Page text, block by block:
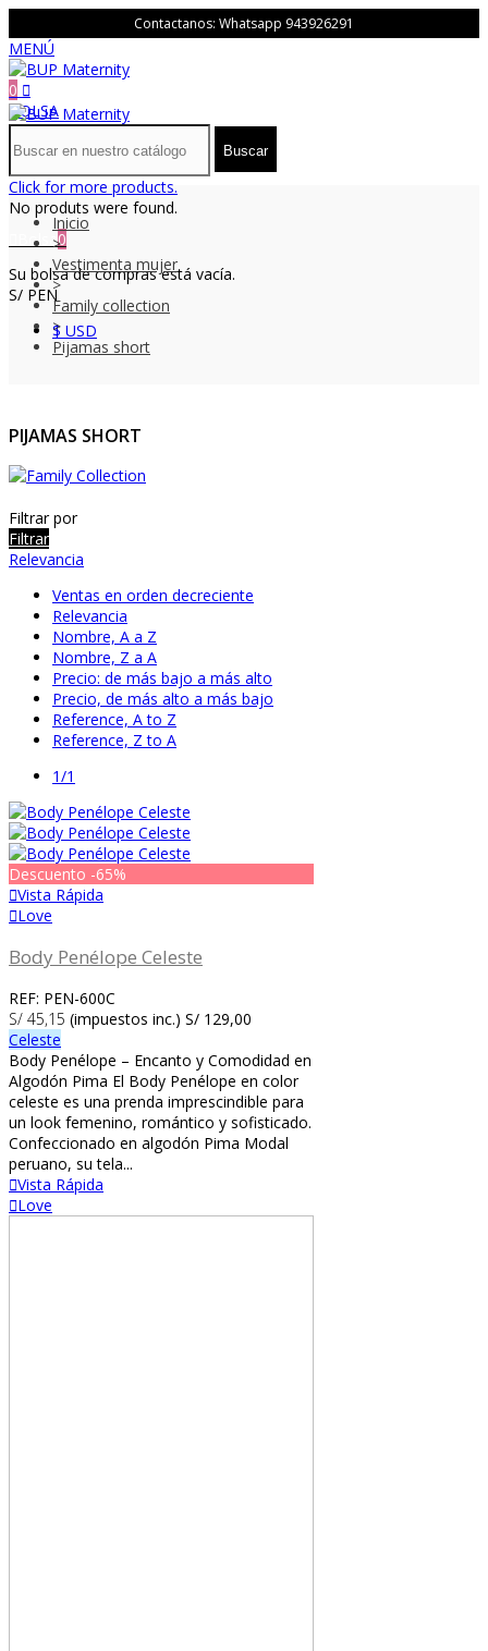
Contactanos: Whatsapp 943926291
MENÚ
0
BOLSA
Buscar
Click for more products.
No produts were found.
Bolsa0
Su bolsa de compras está vacía.
S/ PEN
$ USD
Inicio
>
Vestimenta mujer
>
Family collection
>
Pijamas short
PIJAMAS SHORT
Filtrar por
Filtrar
Relevancia
Ventas en orden decreciente
Relevancia
Nombre, A a Z
Nombre, Z a A
Precio: de más bajo a más alto
Precio, de más alto a más bajo
Reference, A to Z
Reference, Z to A
1/1
Descuento -65%
Vista Rápida
Love
Body Penélope Celeste
REF: PEN-600C
S/ 45,15 (impuestos inc.) S/ 129,00
Celeste
Body Penélope – Encanto y Comodidad en
Algodón Pima El Body Penélope en color
celeste es una prenda imprescindible para
un look femenino, romántico y sofisticado.
Confeccionado en algodón Pima Modal
peruano, su tela...
Vista Rápida
Love